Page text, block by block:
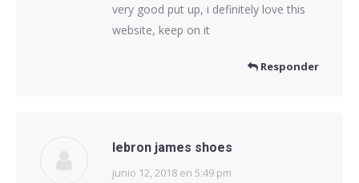
very good put up, i definitely love this
website, keep on it
Responder
lebron james shoes
dice:
junio 12, 2018 en 5:49 pm